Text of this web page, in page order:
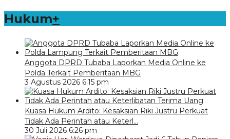
Hukum+
Anggota DPRD Tubaba Laporkan Media Online ke
Polda Terkait Pemberitaan MBG
3 Agustus 2026 6:15 pm
Kuasa Hukum Ardito: Kesaksian Riki Justru Perkuat
Tidak Ada Perintah atau Keterl…
30 Juli 2026 6:26 pm